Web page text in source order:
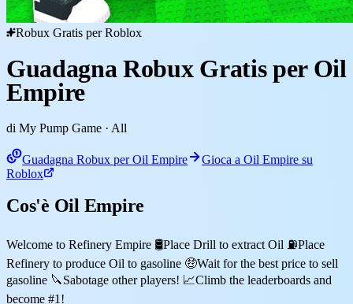
Robux Gratis per Roblox
Guadagna Robux Gratis per Oil
Empire
di My Pump Game · All
Guadagna Robux per Oil Empire
Gioca a Oil Empire su
Roblox
Cos'è Oil Empire
Welcome to Refinery Empire 🛢️Place Drill to extract Oil ⛽Place
Refinery to produce Oil to gasoline 🤑Wait for the best price to sell
gasoline 🔪Sabotage other players! 📈Climb the leaderboards and
become #1!